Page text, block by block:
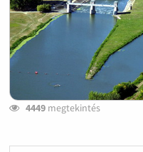
4449megtekintés